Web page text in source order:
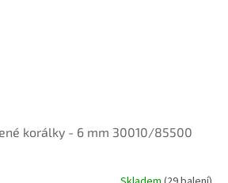
korálky - 6 mm 30010/85500